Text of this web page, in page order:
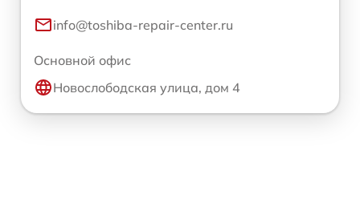
info@toshiba-repair-center.ru
Основной офис
Новослободская улица, дом 4